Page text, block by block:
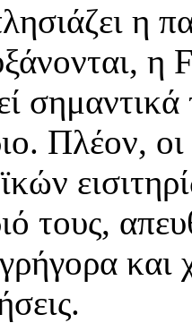
η
η
σημαντικά
Πλέον,
τους,
και